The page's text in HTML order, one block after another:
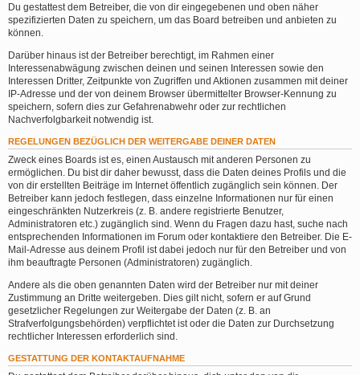
Du gestattest dem Betreiber, die von dir eingegebenen und oben näher
spezifizierten Daten zu speichern, um das Board betreiben und anbieten zu
können.
Darüber hinaus ist der Betreiber berechtigt, im Rahmen einer
Interessenabwägung zwischen deinen und seinen Interessen sowie den
Interessen Dritter, Zeitpunkte von Zugriffen und Aktionen zusammen mit deiner
IP-Adresse und der von deinem Browser übermittelter Browser-Kennung zu
speichern, sofern dies zur Gefahrenabwehr oder zur rechtlichen
Nachverfolgbarkeit notwendig ist.
REGELUNGEN BEZÜGLICH DER WEITERGABE DEINER DATEN
Zweck eines Boards ist es, einen Austausch mit anderen Personen zu
ermöglichen. Du bist dir daher bewusst, dass die Daten deines Profils und die
von dir erstellten Beiträge im Internet öffentlich zugänglich sein können. Der
Betreiber kann jedoch festlegen, dass einzelne Informationen nur für einen
eingeschränkten Nutzerkreis (z. B. andere registrierte Benutzer,
Administratoren etc.) zugänglich sind. Wenn du Fragen dazu hast, suche nach
entsprechenden Informationen im Forum oder kontaktiere den Betreiber. Die E-
Mail-Adresse aus deinem Profil ist dabei jedoch nur für den Betreiber und von
ihm beauftragte Personen (Administratoren) zugänglich.
Andere als die oben genannten Daten wird der Betreiber nur mit deiner
Zustimmung an Dritte weitergeben. Dies gilt nicht, sofern er auf Grund
gesetzlicher Regelungen zur Weitergabe der Daten (z. B. an
Strafverfolgungsbehörden) verpflichtet ist oder die Daten zur Durchsetzung
rechtlicher Interessen erforderlich sind.
GESTATTUNG DER KONTAKTAUFNAHME